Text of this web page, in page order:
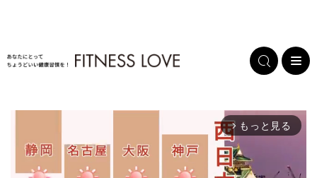
arrow_forward_ios もっと見る